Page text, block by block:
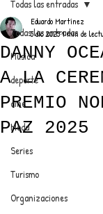
ANUNCIATE
EL
CON
Todas las entradas
Música
deporte
cine
Moda
Series
Turismo
Organizaciones
Todas las entradas
DANNY
A LA
PREMIO
PAZ 2025
Eduardo Martínez
5 dic 20251 min de